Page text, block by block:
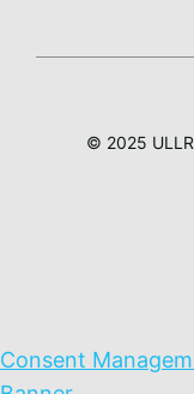
© 2025
Consent